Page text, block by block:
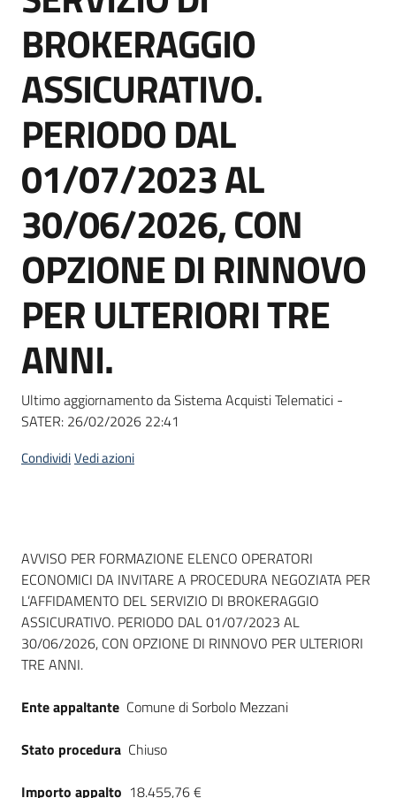
Seguici
su
BROKERAGGIO
ASSICURATIVO.
PERIODO DAL
01/07/2023 AL
30/06/2026, CON
OPZIONE DI RINNOVO
PER ULTERIORI TRE
ANNI.
Ultimo aggiornamento da Sistema Acquisti Telematici -
SATER: 26/02/2026 22:41
CondividiVedi azioni
Dati del bando
AVVISO PER FORMAZIONE ELENCO OPERATORI
ECONOMICI DA INVITARE A PROCEDURA NEGOZIATA PER
L’AFFIDAMENTO DEL SERVIZIO DI BROKERAGGIO
ASSICURATIVO. PERIODO DAL 01/07/2023 AL
30/06/2026, CON OPZIONE DI RINNOVO PER ULTERIORI
TRE ANNI.
Ente appaltante Comune di Sorbolo Mezzani
Stato procedura Chiuso
Importo appalto 18.455,76 €